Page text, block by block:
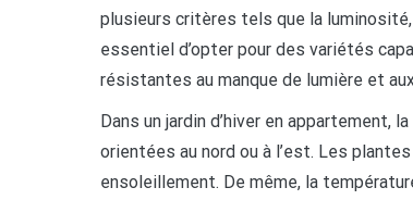
plusieurs critères tels que la
essentiel d’opter pour des variétés
résistantes au manque de lumière et
Dans un jardin d’hiver en
orientées au nord ou à l’est. Les
ensoleillement. De même, la